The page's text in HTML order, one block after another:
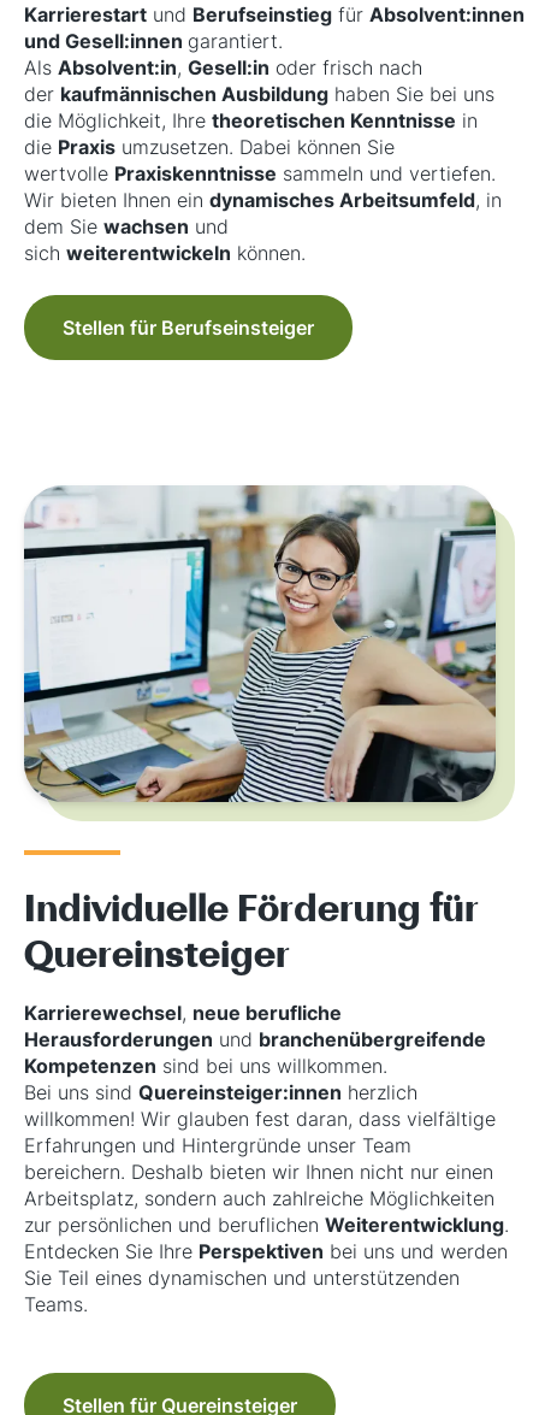
Karrierestart und Berufseinstieg für Absolvent:innen
und Gesell:innen garantiert.
Als Absolvent:in, Gesell:in oder frisch nach
der kaufmännischen Ausbildung haben Sie bei uns
die Möglichkeit, Ihre theoretischen Kenntnisse in
die Praxis umzusetzen. Dabei können Sie
wertvolle Praxiskenntnisse sammeln und vertiefen.
Wir bieten Ihnen ein dynamisches Arbeitsumfeld, in
dem Sie wachsen und
sich weiterentwickeln können.
Stellen für Berufseinsteiger
Individuelle Förderung für
Quereinsteiger
Karrierewechsel, neue berufliche
Herausforderungen und branchenübergreifende
Kompetenzen sind bei uns willkommen.
Bei uns sind Quereinsteiger:innen herzlich
willkommen! Wir glauben fest daran, dass vielfältige
Erfahrungen und Hintergründe unser Team
bereichern. Deshalb bieten wir Ihnen nicht nur einen
Arbeitsplatz, sondern auch zahlreiche Möglichkeiten
zur persönlichen und beruflichen Weiterentwicklung.
Entdecken Sie Ihre Perspektiven bei uns und werden
Sie Teil eines dynamischen und unterstützenden
Teams.
Stellen für Quereinsteiger